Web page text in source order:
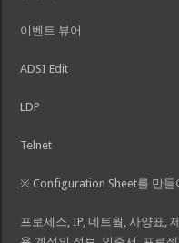
이벤트 뷰어
ADSI Edit
LDP
Telnet
※ Configuration Sheet를 만들
프로세스, IP, 네트웤, 사양표,